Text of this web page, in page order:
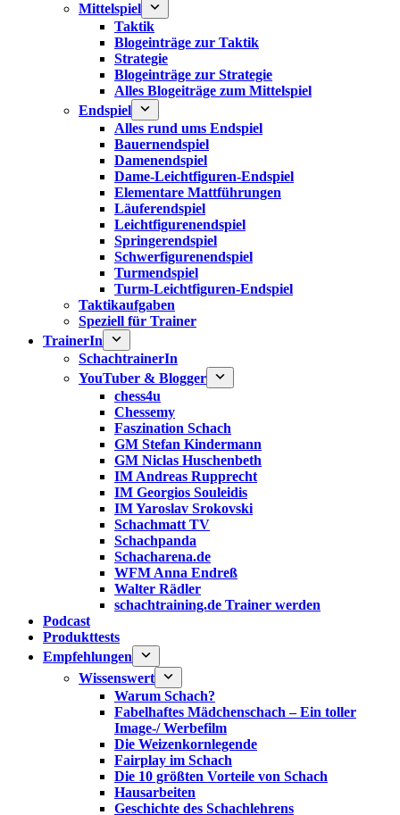
Mittelspiel
Taktik
Blogeinträge zur Taktik
Strategie
Blogeinträge zur Strategie
Alles Blogeiträge zum Mittelspiel
Endspiel
Alles rund ums Endspiel
Bauernendspiel
Damenendspiel
Dame-Leichtfiguren-Endspiel
Elementare Mattführungen
Läuferendspiel
Leichtfigurenendspiel
Springerendspiel
Schwerfigurenendspiel
Turmendspiel
Turm-Leichtfiguren-Endspiel
Taktikaufgaben
Speziell für Trainer
TrainerIn
SchachtrainerIn
YouTuber & Blogger
chess4u
Chessemy
Faszination Schach
GM Stefan Kindermann
GM Niclas Huschenbeth
IM Andreas Rupprecht
IM Georgios Souleidis
IM Yaroslav Srokovski
Schachmatt TV
Schachpanda
Schacharena.de
WFM Anna Endreß
Walter Rädler
schachtraining.de Trainer werden
Podcast
Produkttests
Empfehlungen
Wissenswert
Warum Schach?
Fabelhaftes Mädchenschach – Ein toller
Image-/ Werbefilm
Die Weizenkornlegende
Fairplay im Schach
Die 10 größten Vorteile von Schach‎
Hausarbeiten
Geschichte des Schachlehrens